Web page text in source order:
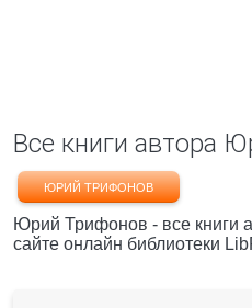
Все книги автора
ЮРИЙ ТРИФОНОВ
Юрий Трифонов - все книги
сайте онлайн библиотеки